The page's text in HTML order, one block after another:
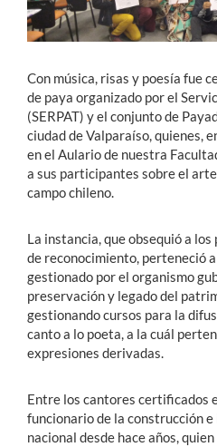
Con música, risas y poesía fue
de paya organizado por el
(SERPAT) y el conjunto de
ciudad de Valparaíso, quienes,
en el Aulario de nuestra
a sus participantes sobre el
campo chileno.
La instancia, que obsequió a
de reconocimiento, perteneció
gestionado por el organismo
preservación y legado del
gestionando cursos para la
canto a lo poeta, a la cuál
expresiones derivadas.
Entre los cantores certificados
funcionario de la construcción
nacional desde hace años,